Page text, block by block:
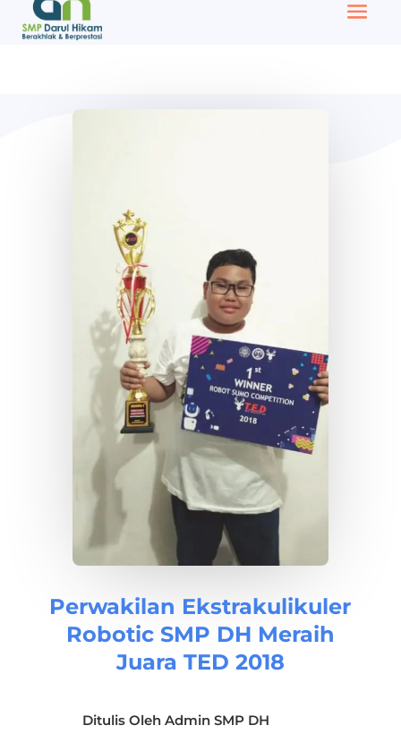
Perwakilan Ekstrakulikuler
Robotic SMP DH Meraih
Juara TED 2018
Ditulis Oleh Admin SMP DH